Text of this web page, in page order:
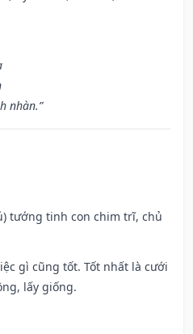
nhàn.”
tướng tinh con chim trĩ, chủ
gì cũng tốt. Tốt nhất là cưới
lấy giống.